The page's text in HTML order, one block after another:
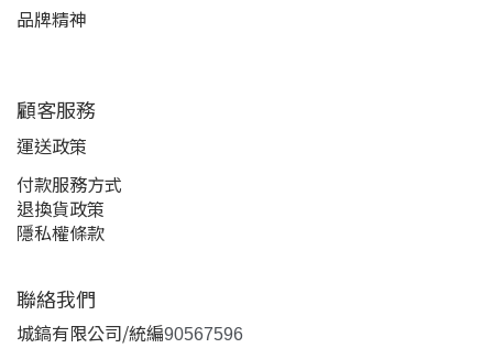
品牌精神
顧客服務
運送政策
付款服務方式
退換貨政策
隱私權條款
聯絡我們
城鎬有限公司/統編90567596